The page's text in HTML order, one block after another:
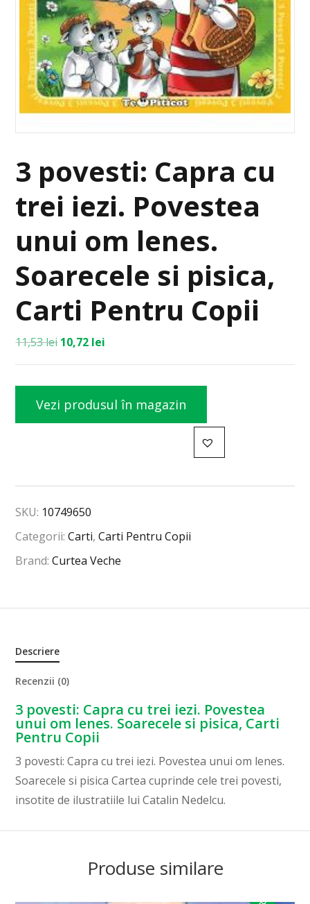
3 povesti: Capra cu
trei iezi. Povestea
unui om lenes.
Soarecele si pisica,
Carti Pentru Copii
11,53lei 10,72 lei
Vezi produsul în magazin
SKU: 10749650
Categorii:Carti,Carti Pentru Copii
Brand:Curtea Veche
Descriere
Recenzii (0)
3 povesti: Capra cu trei iezi. Povestea
unui om lenes. Soarecele si pisica, Carti
Pentru Copii
3 povesti: Capra cu trei iezi. Povestea unui om lenes.
Soarecele si pisica Cartea cuprinde cele trei povesti,
insotite de ilustratiile lui Catalin Nedelcu.
Produse similare